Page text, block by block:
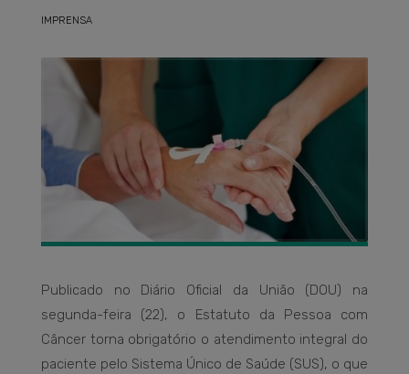
IMPRENSA
Publicado no Diário Oficial da União (DOU) na
segunda-feira (22), o Estatuto da Pessoa com
Câncer torna obrigatório o atendimento integral do
paciente pelo Sistema Único de Saúde (SUS), o que